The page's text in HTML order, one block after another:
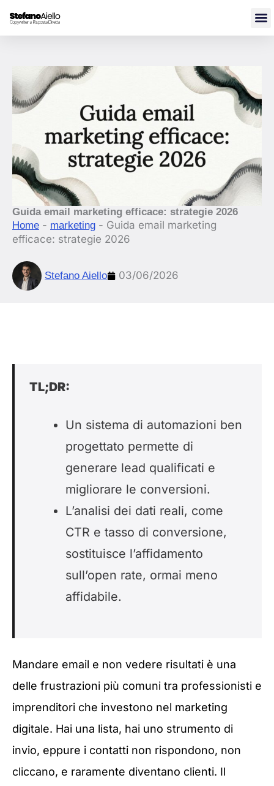
contenuto
Guida email marketing efficace: strategie 2026
Home - marketing - Guida email marketing
efficace: strategie 2026
Stefano Aiello 03/06/2026
TL;DR:
Un sistema di automazioni ben
progettato permette di
generare lead qualificati e
migliorare le conversioni.
L’analisi dei dati reali, come
CTR e tasso di conversione,
sostituisce l’affidamento
sull’open rate, ormai meno
affidabile.
Mandare email e non vedere risultati è una
delle frustrazioni più comuni tra professionisti e
imprenditori che investono nel marketing
digitale. Hai una lista, hai uno strumento di
invio, eppure i contatti non rispondono, non
cliccano, e raramente diventano clienti. Il